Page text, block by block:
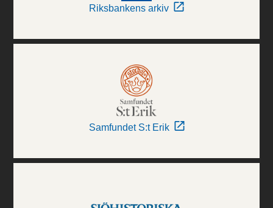
Riksbankens arkiv
Samfundet S:t Erik